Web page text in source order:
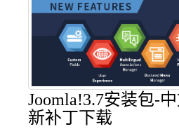
Joomla!3.7安装包-
新补丁下载